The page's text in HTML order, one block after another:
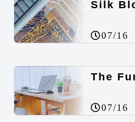
Silk
07/16
The
07/16